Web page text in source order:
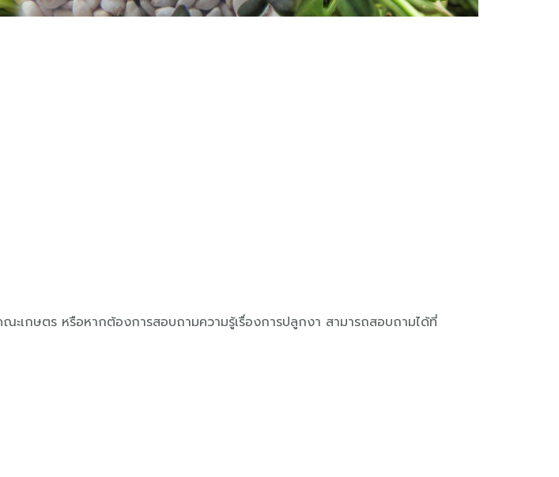
เกษตร หรือหากต้องการสอบถามความรู้เรื่องการปลูกงา สามารถสอบถามได้ที่